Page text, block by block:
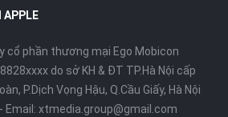
APPLE
cổ phần thương mại Ego Mobicon
do sở KH & ĐT TP.Hà Nội cấp
P.Dịch Vọng Hậu, Q.Cầu Giấy, Hà Nội
- Email: xtmedia.group@gmail.com